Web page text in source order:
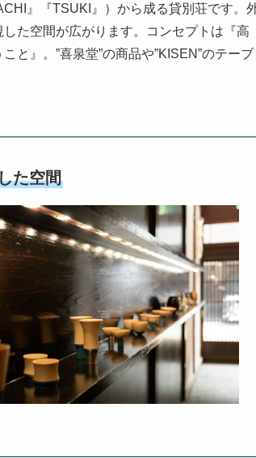
』『TSUKI』）から成る貸別荘です。
た空間が広がります。コンセプトは『高
と』。”喜泉堂”の商品や”KISEN”のテーブ
た空間